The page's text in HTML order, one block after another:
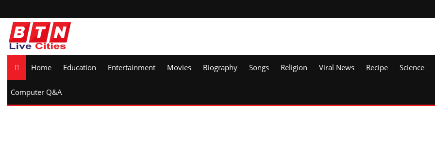
Home Education Entertainment Movies Biography Songs Religion Viral News Recipe Science
Computer Q&A